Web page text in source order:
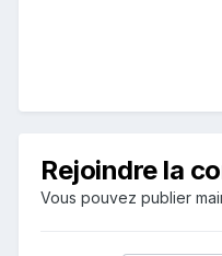
Rejoindre la
Vous pouvez publier